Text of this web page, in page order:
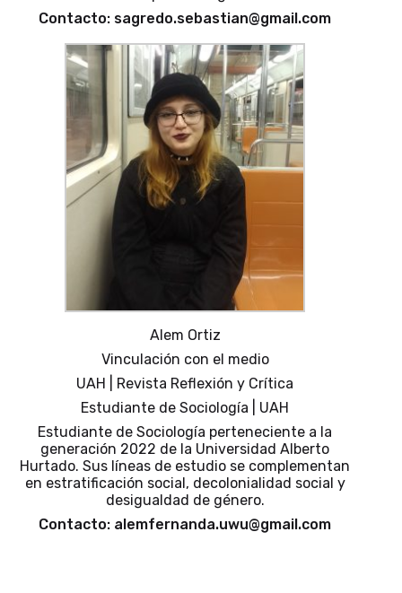
Contacto: sagredo.sebastian@gmail.com
Alem Ortiz
Vinculación con el medio
UAH | Revista Reflexión y Crítica
Estudiante de Sociología | UAH
Estudiante de Sociología perteneciente a la
generación 2022 de la Universidad Alberto
Hurtado. Sus líneas de estudio se complementan
en estratificación social, decolonialidad social y
desigualdad de género.
Contacto: alemfernanda.uwu@gmail.com